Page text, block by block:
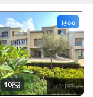
10
مميز